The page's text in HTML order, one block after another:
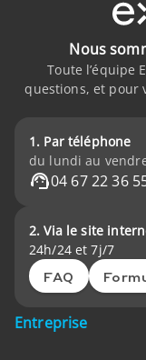
Nous
Toute l’équipe
questions, et pour
1. Par téléphone
du lundi au
04 67 22 36
2. Via le site
24h/24 et 7j/7
FAQ
Entreprise